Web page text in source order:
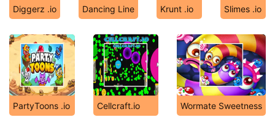
Diggerz .io Dancing Line Krunt .io Slimes .io
PartyToons .io Cellcraft.io Wormate Sweetness